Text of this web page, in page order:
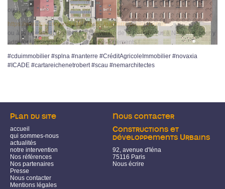
ou
https://www.ca-immobilier.fr/.../ach.../nanterre/beau-chemin
ou à la Maison du projet au 403 avenue de la République à Nanterre, pour y
admirer la maquette et les plans des logements !
#cduimmobilier #splna #nanterre #CréditAgricoleImmobilier #novaxia
#ICADE #cartareichenetrobert #scau #nemarchitectes
Plan du site
accueil
qui sommes-nous
actualités
notre intervention
Nos références
Nos partenaires
Presse
Nous contacter
Mentions légales
Nous contacter
Constructions et
développements Urbains
92, avenue d'Iéna
75116 Paris
Nous écrire